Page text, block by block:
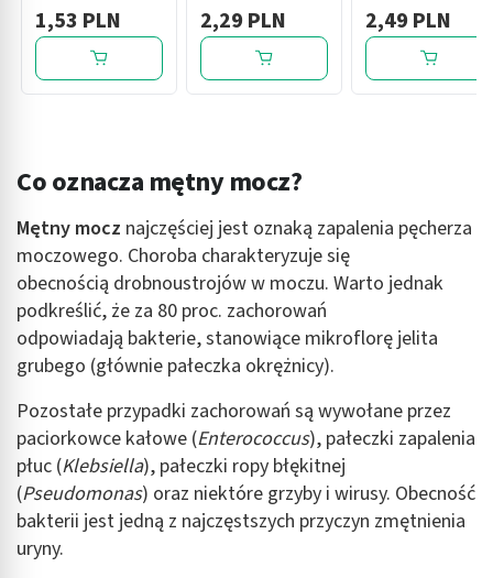
1,53 PLN 2,29 PLN
2 l, 1 szt.
2,49 PLN
Co oznacza mętny mocz?
Mętny mocz najczęściej jest oznaką zapalenia pęcherza
moczowego. Choroba charakteryzuje się
obecnością drobnoustrojów w moczu. Warto jednak
podkreślić, że za 80 proc. zachorowań
odpowiadają bakterie, stanowiące mikroflorę jelita
grubego (głównie pałeczka okrężnicy).
Pozostałe przypadki zachorowań są wywołane przez
paciorkowce kałowe (Enterococcus), pałeczki zapalenia
płuc (Klebsiella), pałeczki ropy błękitnej
(Pseudomonas) oraz niektóre grzyby i wirusy. Obecność
bakterii jest jedną z najczęstszych przyczyn zmętnienia
uryny.